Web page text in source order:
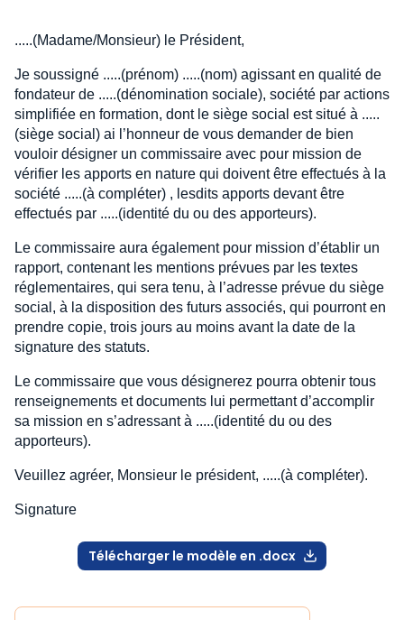
.....(Madame/Monsieur) le Président,
Je soussigné .....(prénom) .....(nom) agissant en qualité de
fondateur de .....(dénomination sociale), société par actions
simplifiée en formation, dont le siège social est situé à .....
(siège social) ai l’honneur de vous demander de bien
vouloir désigner un commissaire avec pour mission de
vérifier les apports en nature qui doivent être effectués à la
société .....(à compléter) , lesdits apports devant être
effectués par .....(identité du ou des apporteurs).
Le commissaire aura également pour mission d’établir un
rapport, contenant les mentions prévues par les textes
réglementaires, qui sera tenu, à l’adresse prévue du siège
social, à la disposition des futurs associés, qui pourront en
prendre copie, trois jours au moins avant la date de la
signature des statuts.
Le commissaire que vous désignerez pourra obtenir tous
renseignements et documents lui permettant d’accomplir
sa mission en s’adressant à .....(identité du ou des
apporteurs).
Veuillez agréer, Monsieur le président, .....(à compléter).
Signature
Télécharger le modèle en .docx